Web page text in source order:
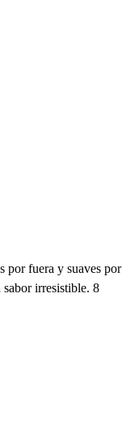
por fuera y suaves por
sabor irresistible. 8